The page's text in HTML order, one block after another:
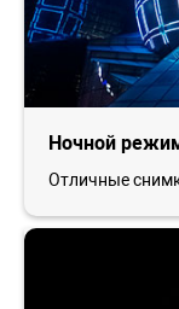
Ночной
Отличные